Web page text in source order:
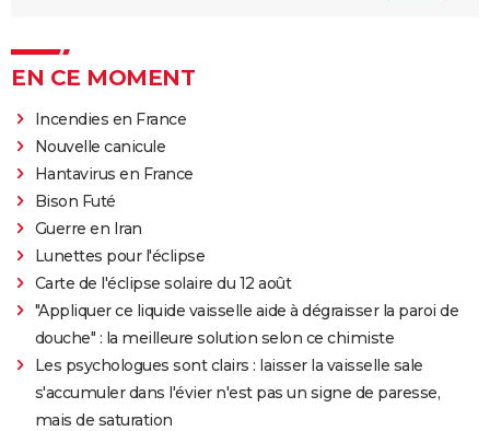
EN CE MOMENT
Incendies en France
Nouvelle canicule
Hantavirus en France
Bison Futé
Guerre en Iran
Lunettes pour l'éclipse
Carte de l'éclipse solaire du 12 août
"Appliquer ce liquide vaisselle aide à dégraisser la paroi de
douche" : la meilleure solution selon ce chimiste
Les psychologues sont clairs : laisser la vaisselle sale
s'accumuler dans l'évier n'est pas un signe de paresse,
mais de saturation